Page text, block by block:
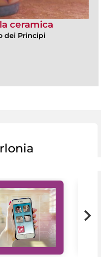
ceramica
dei Principi